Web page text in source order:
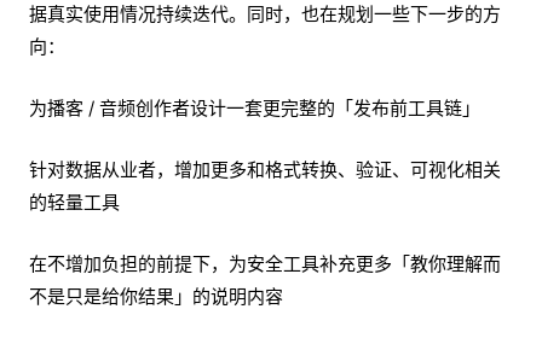
据真实使用情况持续迭代。同时，也在规划一些下一步的方
向：
为播客 / 音频创作者设计一套更完整的「发布前工具链」
针对数据从业者，增加更多和格式转换、验证、可视化相关
的轻量工具
在不增加负担的前提下，为安全工具补充更多「教你理解而
不是只是给你结果」的说明内容